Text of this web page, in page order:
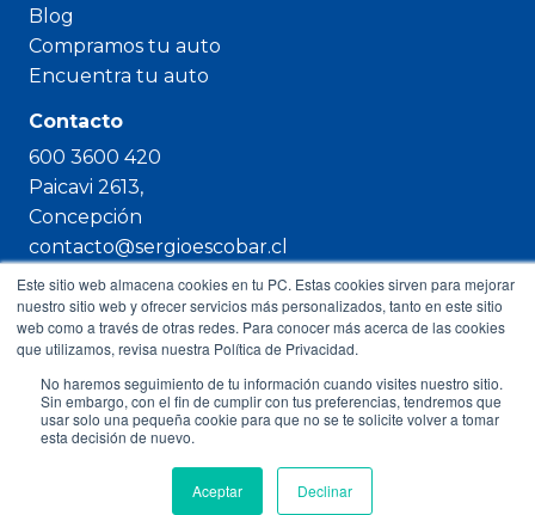
Este sitio web almacena cookies en tu PC. Estas cookies sirven para mejorar
nuestro sitio web y ofrecer servicios más personalizados, tanto en este sitio
web como a través de otras redes. Para conocer más acerca de las cookies
que utilizamos, revisa nuestra Política de Privacidad.
No haremos seguimiento de tu información cuando visites nuestro sitio.
Sin embargo, con el fin de cumplir con tus preferencias, tendremos que
usar solo una pequeña cookie para que no se te solicite volver a tomar
esta decisión de nuevo.
Aceptar Declinar
Blog
Compramos tu auto
Encuentra tu auto
Contacto
600 3600 420
Paicavi 2613,
Concepción
contacto@sergioescobar.cl
Copyright © 2023 Sergio Escobar